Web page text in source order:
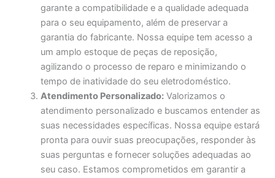
garante a compatibilidade e a qualidade adequada
para o seu equipamento, além de preservar a
garantia do fabricante. Nossa equipe tem acesso a
um amplo estoque de peças de reposição,
agilizando o processo de reparo e minimizando o
tempo de inatividade do seu eletrodoméstico.
Atendimento Personalizado: Valorizamos o
atendimento personalizado e buscamos entender as
suas necessidades específicas. Nossa equipe estará
pronta para ouvir suas preocupações, responder às
suas perguntas e fornecer soluções adequadas ao
seu caso. Estamos comprometidos em garantir a